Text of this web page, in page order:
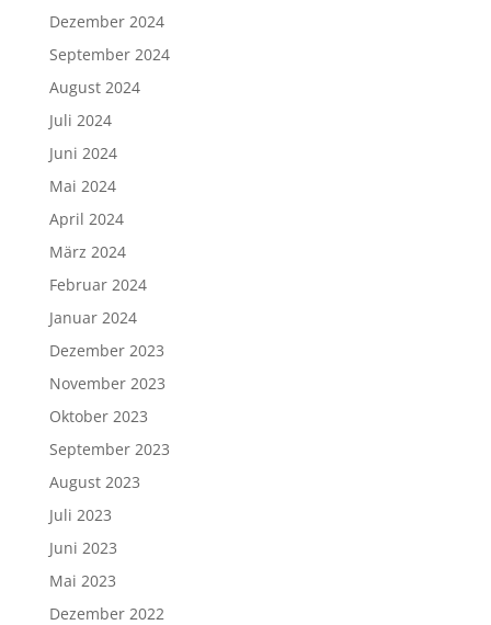
Dezember 2024
September 2024
August 2024
Juli 2024
Juni 2024
Mai 2024
April 2024
März 2024
Februar 2024
Januar 2024
Dezember 2023
November 2023
Oktober 2023
September 2023
August 2023
Juli 2023
Juni 2023
Mai 2023
Dezember 2022